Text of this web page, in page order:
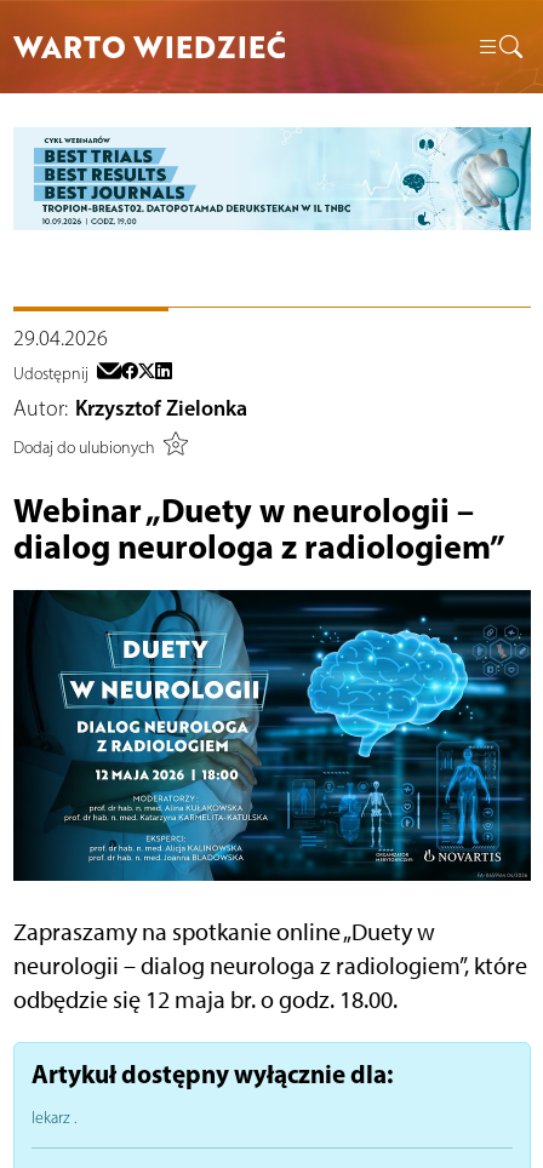
WARTO WIEDZIEĆ
29.04.2026
Udostępnij
Autor: Krzysztof Zielonka
Dodaj do ulubionych
Webinar „Duety w neurologii –
dialog neurologa z radiologiem”
Zapraszamy na spotkanie online „Duety w
neurologii – dialog neurologa z radiologiem”, które
odbędzie się 12 maja br. o godz. 18.00.
Artykuł dostępny wyłącznie dla:
lekarz.